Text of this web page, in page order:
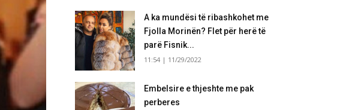
A ka mundësi të ribashkohet me
Fjolla Morinën? Flet për herë të
parë Fisnik...
11:54 | 11/29/2022
Embelsire e thjeshte me pak
perberes